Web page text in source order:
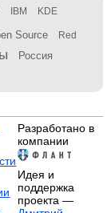
IBM KDE
Source Red
Россия
Разработано в
компании
Идея и
поддержка
проекта —